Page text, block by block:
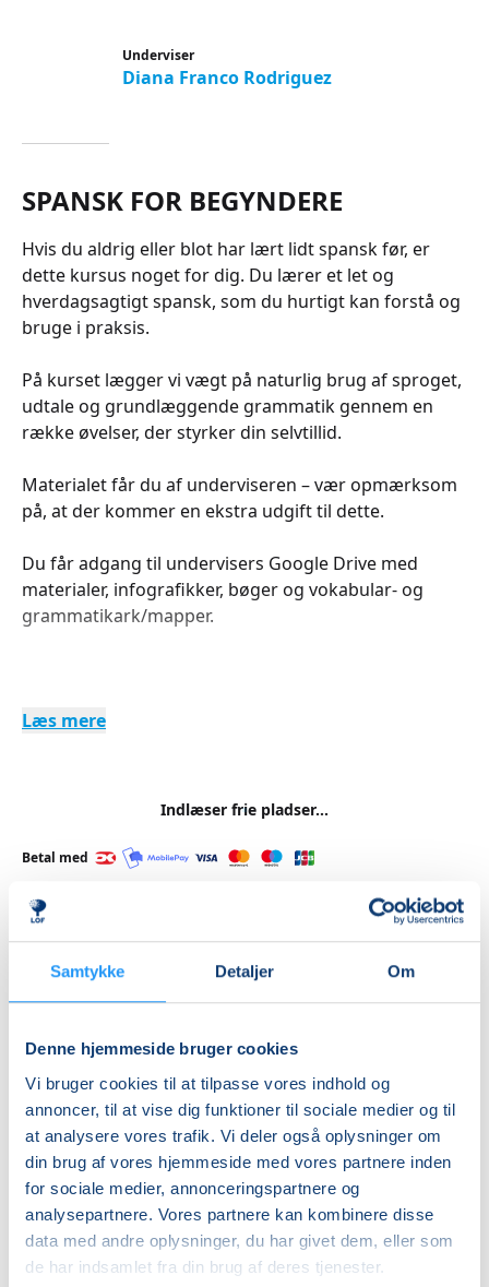
Samtykke Detaljer Om
Denne hjemmeside bruger cookies
Vi bruger cookies til at tilpasse vores indhold og
annoncer, til at vise dig funktioner til sociale medier og til
at analysere vores trafik. Vi deler også oplysninger om
din brug af vores hjemmeside med vores partnere inden
for sociale medier, annonceringspartnere og
analysepartnere. Vores partnere kan kombinere disse
data med andre oplysninger, du har givet dem, eller som
de har indsamlet fra din brug af deres tjenester.
Underviser
Diana Franco Rodriguez
SPANSK FOR BEGYNDERE
Hvis du aldrig eller blot har lært lidt spansk før, er
dette kursus noget for dig. Du lærer et let og
hverdagsagtigt spansk, som du hurtigt kan forstå og
bruge i praksis.
På kurset lægger vi vægt på naturlig brug af sproget,
udtale og grundlæggende grammatik gennem en
række øvelser, der styrker din selvtillid.
Materialet får du af underviseren – vær opmærksom
på, at der kommer en ekstra udgift til dette.
Du får adgang til undervisers Google Drive med
materialer, infografikker, bøger og vokabular- og
grammatikark/mapper.
Læs mere
Indlæser frie pladser...
Betal med
Priser
Almen
DKK 985,00
Info
Nummer
462600
Første mødegang
tirsdag 01.09.2026, kl. 19.00 - 20.15